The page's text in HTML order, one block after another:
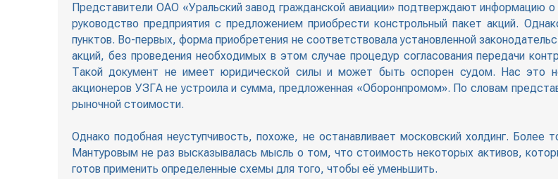
Представители ОАО «Уральский завод гражданской авиации» подтверждают информацию
руководство предприятия с предложением приобрести констрольный пакет акций.
пунктов. Во-первых, форма приобретения не соответствовала установленной
акций, без проведения необходимых в этом случае процедур согласования передачи
Такой документ не имеет юридической силы и может быть оспорен судом. Нас это
акционеров УЗГА не устроила и сумма, предложенная «Оборонпромом». По словам
рыночной стоимости.
Однако подобная неуступчивость, похоже, не останавливает московский холдинг.
Мантуровым не раз высказывалась мысль о том, что стоимость некоторых активов,
готов применить определенные схемы для того, чтобы её уменьшить.